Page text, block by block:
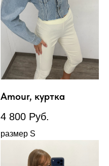
Amour, куртка
4 800 Руб.
размер S